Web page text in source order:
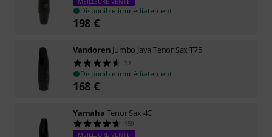
Disponible immédiatement
198 €
Vandoren Jumbo Java Tenor Sax T75
17
Disponible immédiatement
168 €
Yamaha Tenor Sax 4C
159
MEILLEURE VENTE